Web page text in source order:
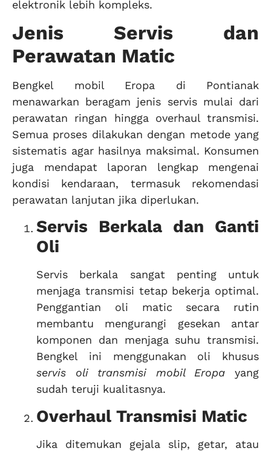
elektronik lebih kompleks.
Jenis Servis dan
Perawatan Matic
Bengkel mobil Eropa di Pontianak
menawarkan beragam jenis servis mulai dari
perawatan ringan hingga overhaul transmisi.
Semua proses dilakukan dengan metode yang
sistematis agar hasilnya maksimal. Konsumen
juga mendapat laporan lengkap mengenai
kondisi kendaraan, termasuk rekomendasi
perawatan lanjutan jika diperlukan.
Servis Berkala dan Ganti
Oli
Servis berkala sangat penting untuk
menjaga transmisi tetap bekerja optimal.
Penggantian oli matic secara rutin
membantu mengurangi gesekan antar
komponen dan menjaga suhu transmisi.
Bengkel ini menggunakan oli khusus
servis oli transmisi mobil Eropa yang
sudah teruji kualitasnya.
Overhaul Transmisi Matic
Jika ditemukan gejala slip, getar, atau